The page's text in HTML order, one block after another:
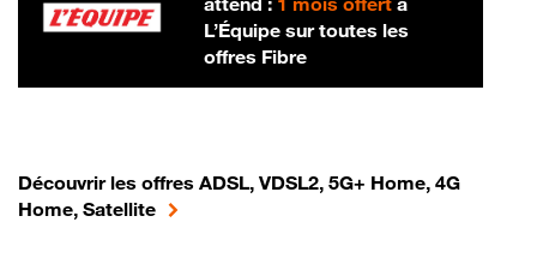
L’Équipe sur toutes les
offres Fibre
Découvrir les offres ADSL, VDSL2, 5G+ Home, 4G
Home, Satellite